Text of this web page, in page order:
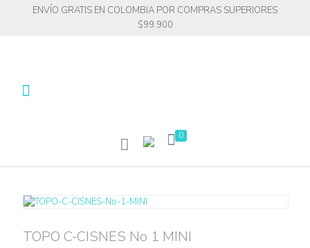
ENVÍO GRATIS EN COLOMBIA POR COMPRAS SUPERIORES
$99.900
0
TOPO C-CISNES No 1 MINI